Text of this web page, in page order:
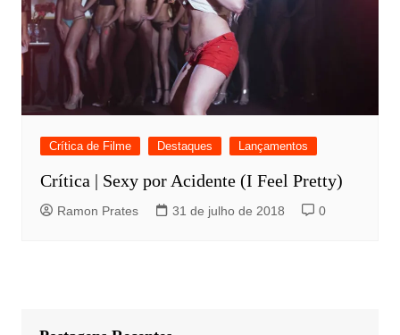
Crítica de Filme Destaques Lançamentos
Crítica | Sexy por Acidente (I Feel Pretty)
Ramon Prates 31 de julho de 2018 0